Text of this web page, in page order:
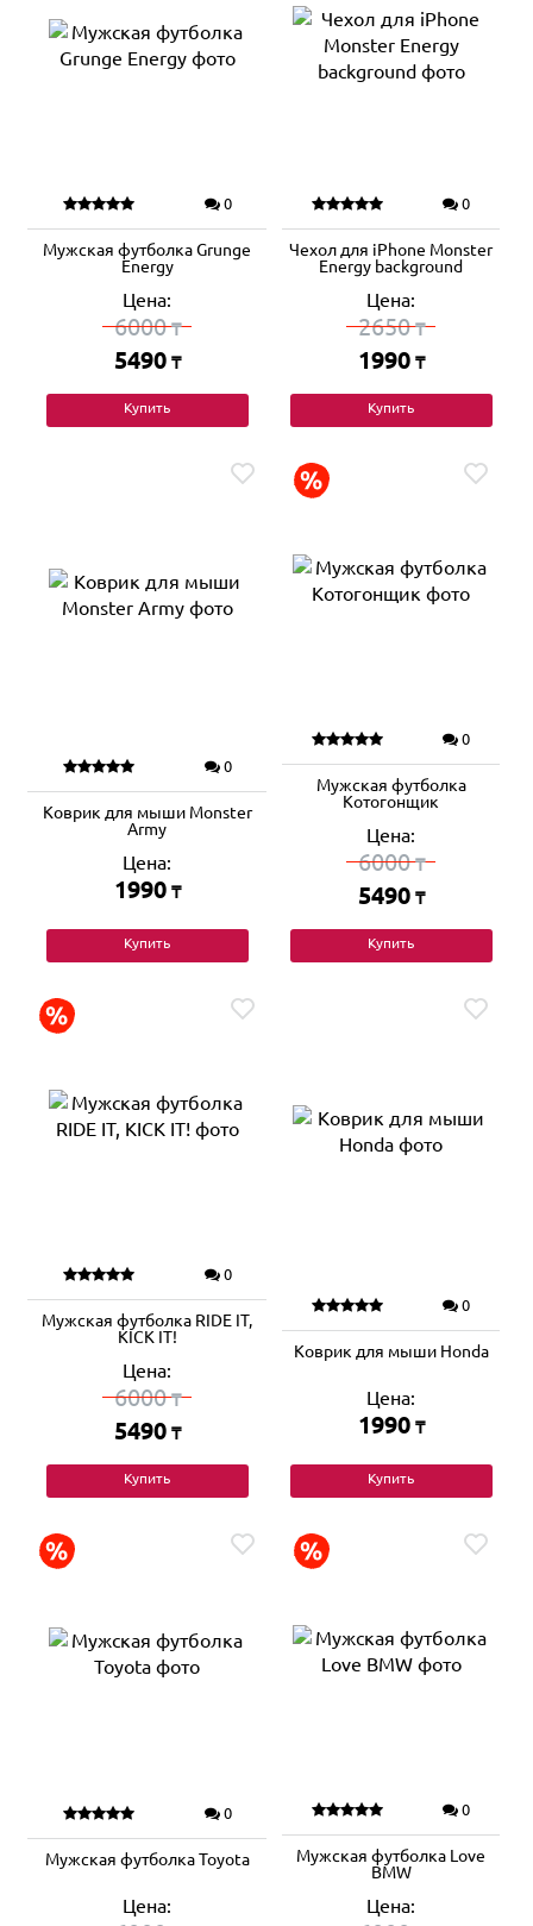
0
Мужская футболка Grunge
Energy
Цена:
6000₸
5490 ₸
Купить
0
Чехол для iPhone Monster
Energy background
Цена:
2650₸
1990 ₸
Купить
0
Коврик для мыши Monster
Army
Цена:
1990 ₸
Купить
0
Мужская футболка
Котогонщик
Цена:
6000₸
5490 ₸
Купить
0
Мужская футболка RIDE IT,
KICK IT!
Цена:
6000₸
5490 ₸
Купить
0
Коврик для мыши Honda
Цена:
1990 ₸
Купить
0
Мужская футболка Toyota
Цена:
0
Мужская футболка Love
BMW
Цена: